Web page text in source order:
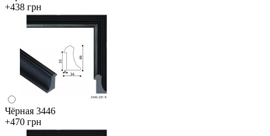
+438 грн
Чёрная 3446
+470 грн